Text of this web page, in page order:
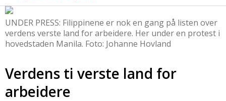
UNDER PRESS: Filippinene er nok en gang på listen over
verdens verste land for arbeidere. Her under en protest i
hovedstaden Manila. Foto: Johanne Hovland
Verdens ti verste land for
arbeidere